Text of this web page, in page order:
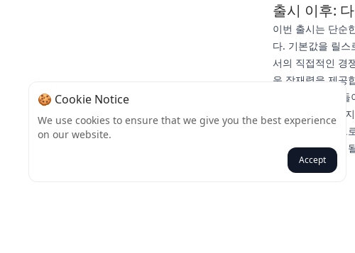
출시 이후:
이번 출시는 단순
다. 기본값을 릴스
서의 직접적인 경
운 잠재력을 제공
며, 다른 플랫폼
기다림은 길었을
해 재정의된 앱
게 신중하게 실
뒤로
🍪 Cookie Notice
We use cookies to ensure that we give you the best experience
on our website.
Accept